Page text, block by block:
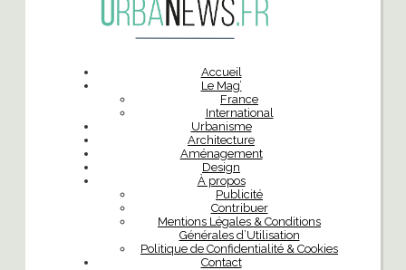
Accueil
Le Mag’
France
International
Urbanisme
Architecture
Aménagement
Design
À propos
Publicité
Contribuer
Mentions Légales & Conditions
Générales d’Utilisation
Politique de Confidentialité & Cookies
Contact